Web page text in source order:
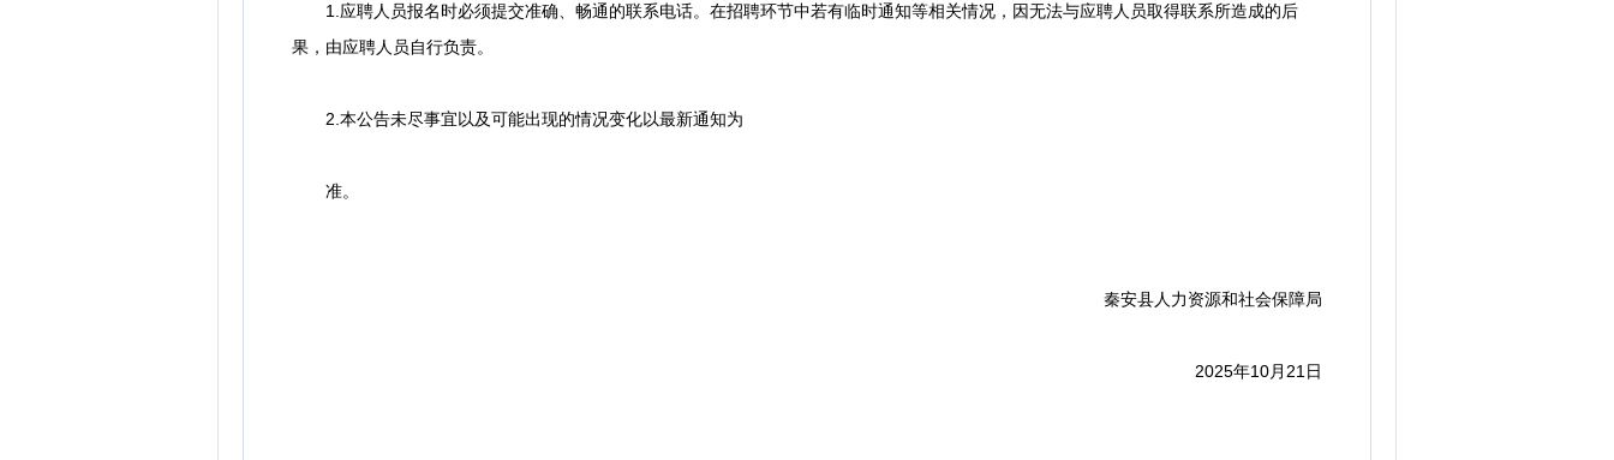
1.应聘人员报名时必须提交准确、畅通的联系电话。在招聘环节中若有临时通知等相关情况，因无法与应聘人员取得联系所造成的后
果，由应聘人员自行负责。
2.本公告未尽事宜以及可能出现的情况变化以最新通知为
准。
秦安县人力资源和社会保障局
2025年10月21日